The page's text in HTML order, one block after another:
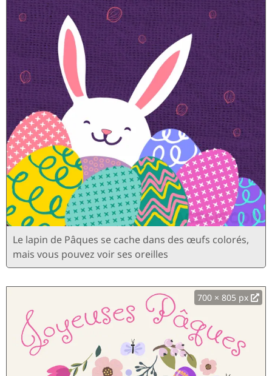
Le lapin de Pâques se cache dans des œufs colorés,
mais vous pouvez voir ses oreilles
700 × 805 px